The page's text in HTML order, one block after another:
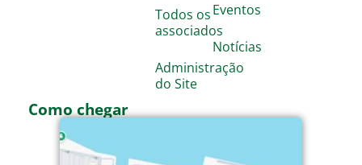
Todos os
associados
Administração
do Site
Eventos
Notícias
Como chegar